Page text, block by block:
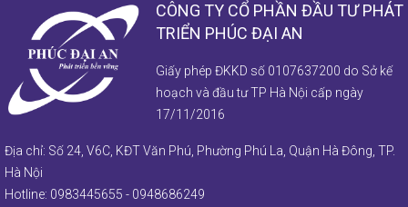
Đèn led chiếu sáng cây xăng 80W (CX01L
80W) - Rạng Đông
Liên hệ
CÔNG TY CỔ PHẦN ĐẦU TƯ PHÁT
TRIỂN PHÚC ĐẠI AN
Giấy phép ĐKKD số 0107637200 do Sở kế
hoạch và đầu tư TP Hà Nội cấp ngày
17/11/2016
Địa chỉ: Số 24, V6C, KĐT Văn Phú, Phường Phú La, Quận Hà Đông, TP.
Hà Nội
Hotline: 0983445655 - 0948686249